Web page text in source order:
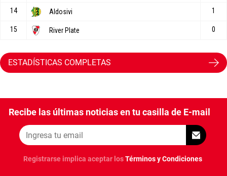
ESTADÍSTICAS COMPLETAS
Recibe las últimas noticias en tu casilla de E-mail
Registrarse implica aceptar losTérminos y Condiciones